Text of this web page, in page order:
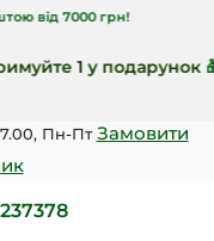
7000 грн!
1 у подарунок🎁!
Пн-ПтЗамовити